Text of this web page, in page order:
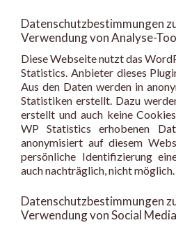
Datenschutzbestimmungen
Verwendung von Analyse-
Diese Webseite nutzt das
Statistics. Anbieter dieses
Aus den Daten werden in
Statistiken erstellt. Dazu
erstellt und auch keine
WP Statistics erhobenen
anonymisiert auf diesem
persönliche Identifizierung
auch nachträglich, nicht möglich.
Datenschutzbestimmungen
Verwendung von Social Media